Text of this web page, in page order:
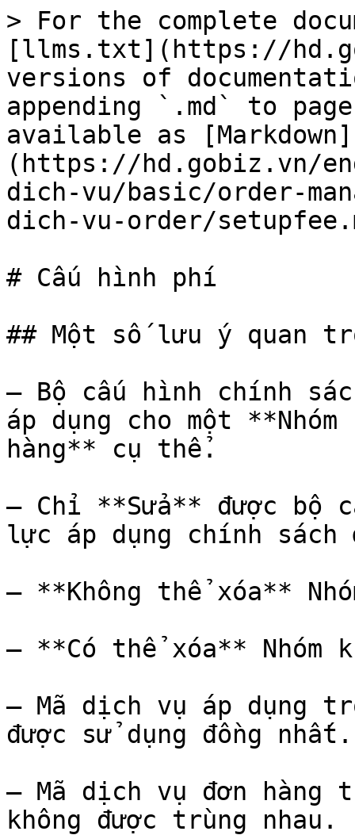
> For the complete
[llms.txt](https://
versions of
appending `.md` to
available as [Markdown]
(https://hd.gobiz.vn/
dich-vu/basic/order-
dich-vu-order/
# Cấu hình phí
## Một số lưu ý quan
– Bộ cấu hình chính
áp dụng cho một
hàng** cụ thể.
– Chỉ **Sửa** được bộ
lực áp dụng chính
– **Không thể xóa**
– **Có thể xóa** Nhóm
– Mã dịch vụ áp dụng
được sử dụng đồng nhất.
– Mã dịch vụ đơn hàng
không được trùng nhau.